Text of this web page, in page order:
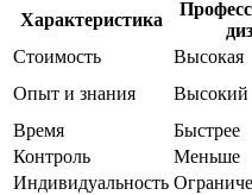
Характеристика
Стоимость
Высокая
Опыт и знания
Высокий
Время
Быстрее
Контроль
Меньше
Индивидуальность